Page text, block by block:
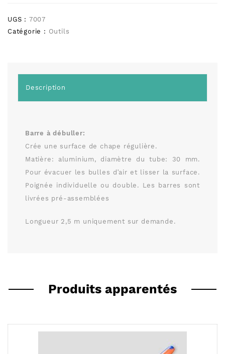
UGS : 7007
Catégorie : Outils
Description
Barre à débuller:
Crée une surface de chape régulière.
Matière: aluminium, diamètre du tube: 30 mm.
Pour évacuer les bulles dʹair et lisser la surface.
Poignée individuelle ou double. Les barres sont
livrées pré-assemblées
Longueur 2,5 m uniquement sur demande.
Produits apparentés